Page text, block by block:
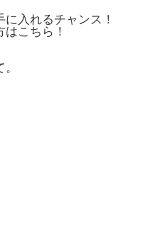
入れるチャンス！
こちら！